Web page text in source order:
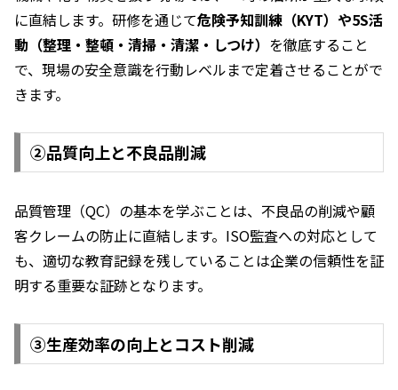
に直結します。研修を通じて危険予知訓練（KYT）や5S活
動（整理・整頓・清掃・清潔・しつけ） を徹底すること
で、現場の安全意識を行動レベルまで定着させることがで
きます。
②品質向上と不良品削減
品質管理（QC）の基本を学ぶことは、不良品の削減や顧
客クレームの防止に直結します。ISO監査への対応として
も、適切な教育記録を残していることは企業の信頼性を証
明する重要な証跡となります。
③生産効率の向上とコスト削減